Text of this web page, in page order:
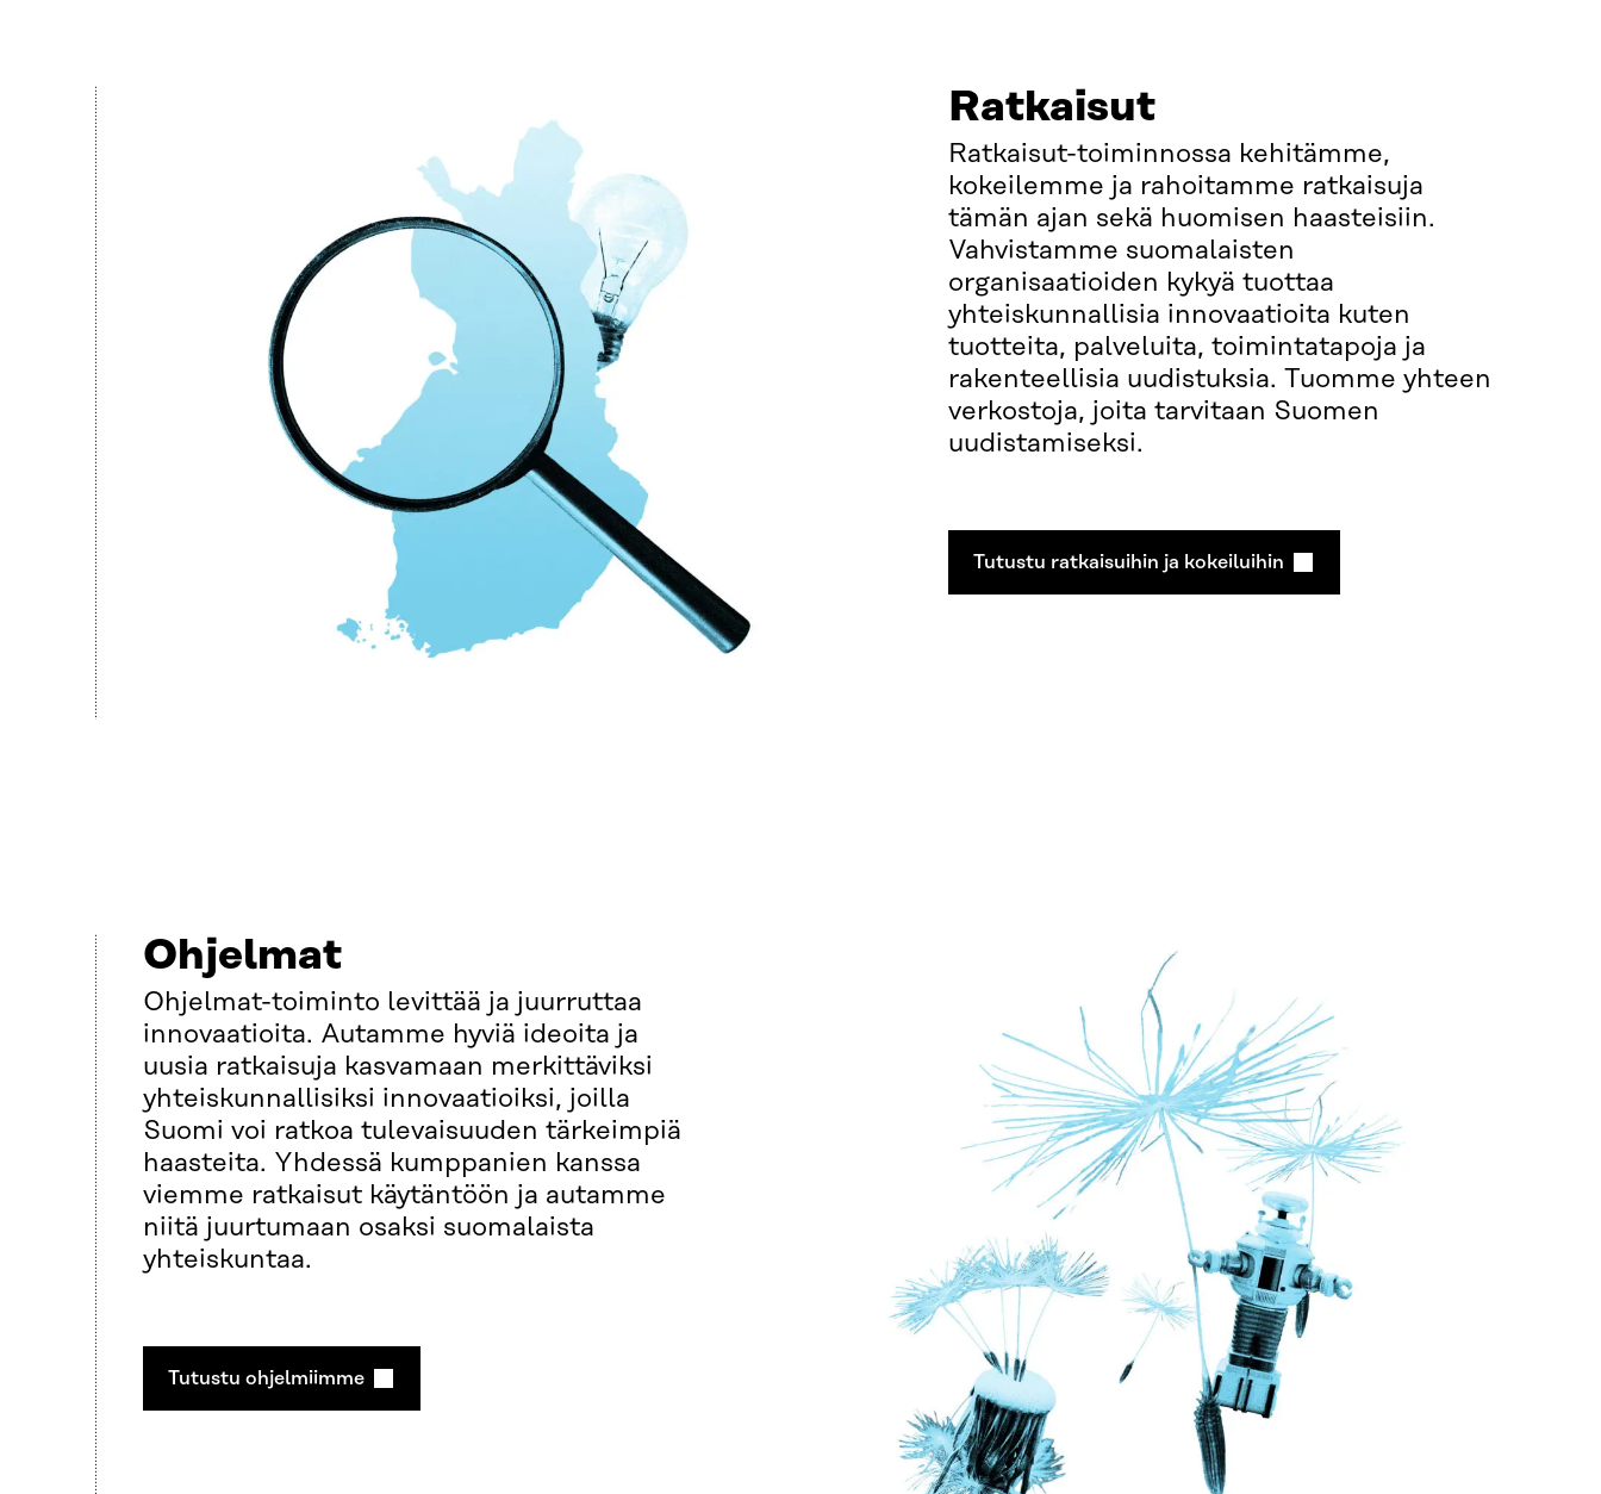
Ratkaisut
Ratkaisut-toiminnossa kehitämme,
kokeilemme ja rahoitamme ratkaisuja
tämän ajan sekä huomisen haasteisiin.
Vahvistamme suomalaisten
organisaatioiden kykyä tuottaa
yhteiskunnallisia innovaatioita kuten
tuotteita, palveluita, toimintatapoja ja
rakenteellisia uudistuksia. Tuomme yhteen
verkostoja, joita tarvitaan Suomen
uudistamiseksi.
Tutustu ratkaisuihin ja kokeiluihin
Ohjelmat
Ohjelmat-toiminto levittää ja juurruttaa
innovaatioita. Autamme hyviä ideoita ja
uusia ratkaisuja kasvamaan merkittäviksi
yhteiskunnallisiksi innovaatioiksi, joilla
Suomi voi ratkoa tulevaisuuden tärkeimpiä
haasteita. Yhdessä kumppanien kanssa
viemme ratkaisut käytäntöön ja autamme
niitä juurtumaan osaksi suomalaista
yhteiskuntaa.
Tutustu ohjelmiimme